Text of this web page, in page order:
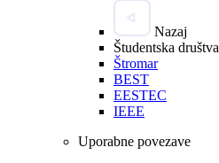
Nazaj
Študentska društva
Štromar
BEST
EESTEC
IEEE
Uporabne povezave